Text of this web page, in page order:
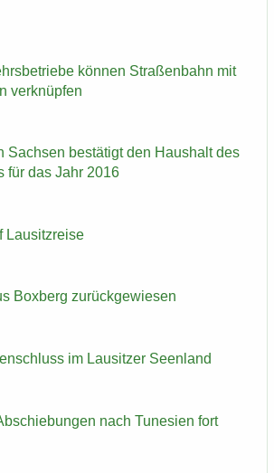
kön­nen Stra­ßen­bahn mit
ver­knüp­fen
Sach­sen be­stä­tigt den Haus­halt des
für das Jahr 2016
Lau­sitz­rei­se
Box­berg zu­rück­ge­wie­sen
im Lau­sit­zer Se­en­land
nach Tu­ne­si­en fort